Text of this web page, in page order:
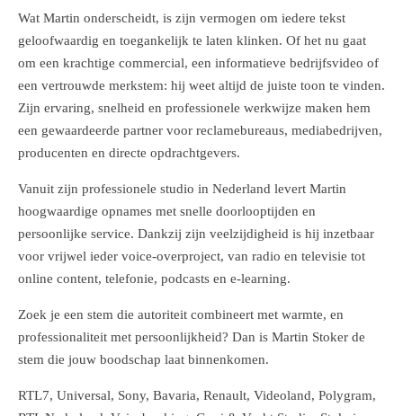
Wat Martin onderscheidt, is zijn vermogen om iedere tekst
geloofwaardig en toegankelijk te laten klinken. Of het nu gaat
om een krachtige commercial, een informatieve bedrijfsvideo of
een vertrouwde merkstem: hij weet altijd de juiste toon te vinden.
Zijn ervaring, snelheid en professionele werkwijze maken hem
een gewaardeerde partner voor reclamebureaus, mediabedrijven,
producenten en directe opdrachtgevers.
Vanuit zijn professionele studio in Nederland levert Martin
hoogwaardige opnames met snelle doorlooptijden en
persoonlijke service. Dankzij zijn veelzijdigheid is hij inzetbaar
voor vrijwel ieder voice-overproject, van radio en televisie tot
online content, telefonie, podcasts en e-learning.
Zoek je een stem die autoriteit combineert met warmte, en
professionaliteit met persoonlijkheid? Dan is Martin Stoker de
stem die jouw boodschap laat binnenkomen.
RTL7, Universal, Sony, Bavaria, Renault, Videoland, Polygram,